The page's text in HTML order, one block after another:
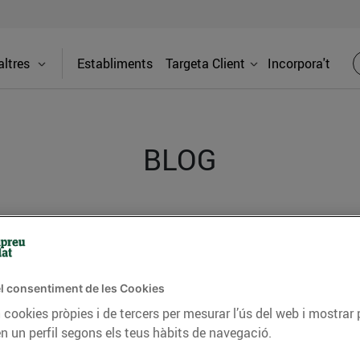
Establiments Targeta Client Incorpora't
BLOG
consells nutricionals, informació d’actualitat
CONSELLS I HÀBITS SALUDABLES ENERGIA
consentiment de les Cookies
pròpies i de tercers per mesurar l’ús del web i
un perfil segons els teus hàbits de navegació.